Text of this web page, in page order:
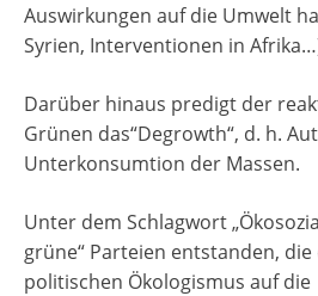
Auswirkungen auf die Umwelt
Syrien, Interventionen in
Darüber hinaus predigt der
Grünen das“Degrowth“, d. h.
Unterkonsumtion der Massen.
Unter dem Schlagwort
grüne“ Parteien entstanden, die
politischen Ökologismus auf die